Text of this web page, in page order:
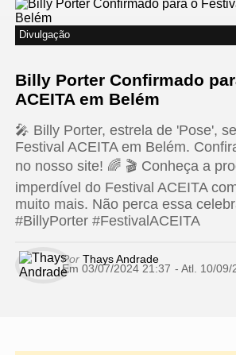
Divulgação
Billy Porter Confirmado
ACEITA em Belém
🎤 Billy Porter, estrela de 'Pose',
Festival ACEITA em Belém.
no nosso site! 🌈 🎬 Conheça a
imperdível do Festival ACEITA
muito mais. Não perca essa
#BillyPorter #FestivalACEITA
Por Thays Andrade
Em 03/07/2024 21:37 - Atl. 10/09/